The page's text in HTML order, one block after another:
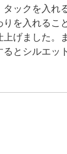
ックを入れ
を入れるこ
げました。
るとシルエッ
め